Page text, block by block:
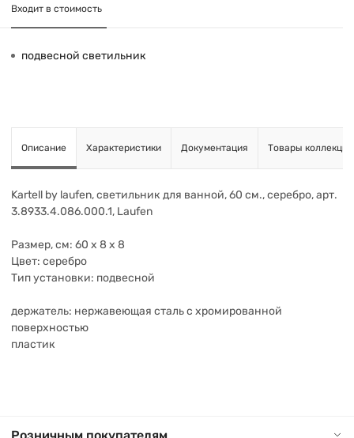
Входит в стоимость
подвесной светильник
Описание Характеристики Документация Товары коллекции
Kartell by laufen, светильник для ванной, 60 см., серебро, арт.
3.8933.4.086.000.1, Laufen
Размер, см: 60 х 8 х 8
Цвет: серебро
Тип установки: подвесной
держатель: нержавеющая сталь с хромированной
поверхностью
пластик